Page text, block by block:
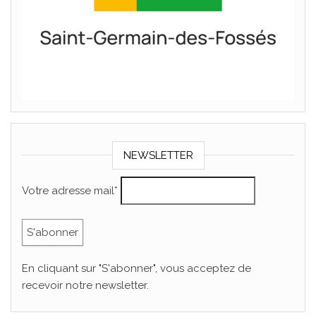
NEWSLETTER
Votre adresse mail*
En cliquant sur "S'abonner", vous acceptez de
recevoir notre newsletter.